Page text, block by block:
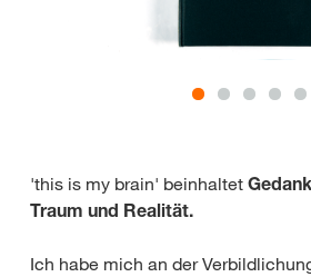
'this is my brain' beinhaltet
Traum und Realität.
Ich habe mich an der